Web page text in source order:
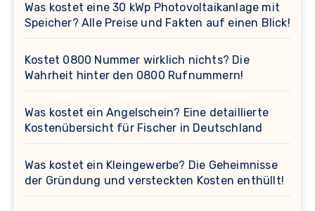
Was kostet eine 30 kWp Photovoltaikanlage mit
Speicher? Alle Preise und Fakten auf einen Blick!
Kostet 0800 Nummer wirklich nichts? Die
Wahrheit hinter den 0800 Rufnummern!
Was kostet ein Angelschein? Eine detaillierte
Kostenübersicht für Fischer in Deutschland
Was kostet ein Kleingewerbe? Die Geheimnisse
der Gründung und versteckten Kosten enthüllt!